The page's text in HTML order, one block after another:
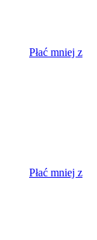
Płać mniej z
Płać mniej z